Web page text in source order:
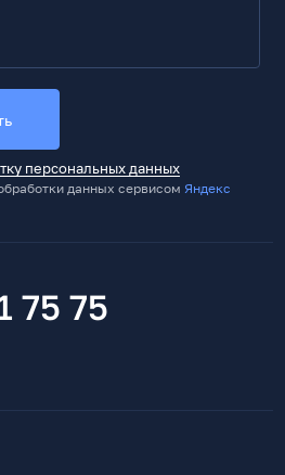
персональных данных
данных сервисомЯндекс
75 75